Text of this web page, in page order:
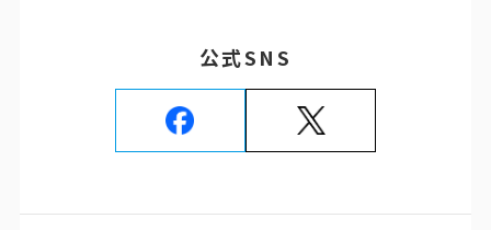
公式SNS